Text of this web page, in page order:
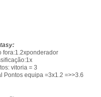
fora:1.2xponderador
vitoria = 3
Pontos equipa =3x1.2 =>>3.6